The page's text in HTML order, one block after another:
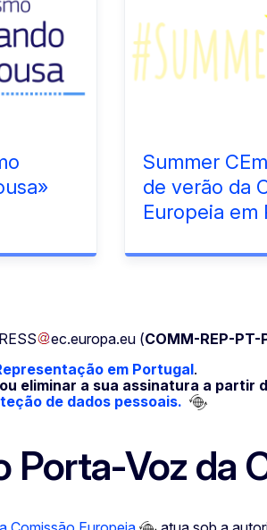
Summer
de verão da
Europeia em
ec.europa.eu (COMM-REP-
em Portugal.
eliminar a sua assinatura a partir
de dados pessoais.
Porta-Voz da